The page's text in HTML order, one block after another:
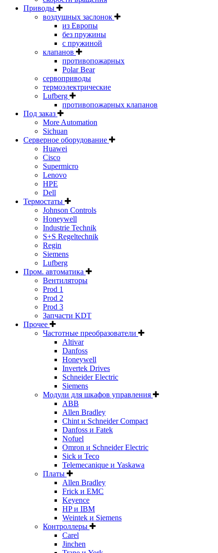
Приводы
воздушных заслонок
из Европы
без пружины
с пружиной
клапанов
противопожарных
Polar Bear
сервоприводы
термоэлектрические
Lufberg
противопожарных клапанов
Под заказ
More Automation
Sichuan
Серверное оборудование
Huawei
Cisco
Supermicro
Lenovo
HPE
Dell
Термостаты
Johnson Controls
Honeywell
Industrie Technik
S+S Regeltechnik
Regin
Siemens
Lufberg
Пром. автоматика
Вентиляторы
Prod 1
Prod 2
Prod 3
Запчасти KDT
Прочее
Частотные преобразователи
Altivar
Danfoss
Honeywell
Invertek Drives
Schneider Electric
Siemens
Модули для шкафов управления
ABB
Allen Bradley
Chint и Schneider Compact
Danfoss и Fatek
Nofuel
Omron и Schneider Electric
Sick и Teco
Telemecanique и Yaskawa
Платы
Allen Bradley
Frick и EMC
Keyence
HP и IBM
Weintek и Siemens
Контроллеры
Carel
Jinchen